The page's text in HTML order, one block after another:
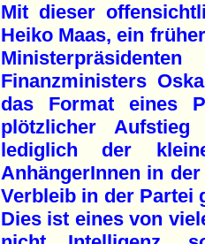
Mit dieser
Heiko Maas, ein
Finanzministers
das Format eines
plötzlicher
lediglich der
AnhängerInnen in
Verbleib in der Partei
Dies ist eines von